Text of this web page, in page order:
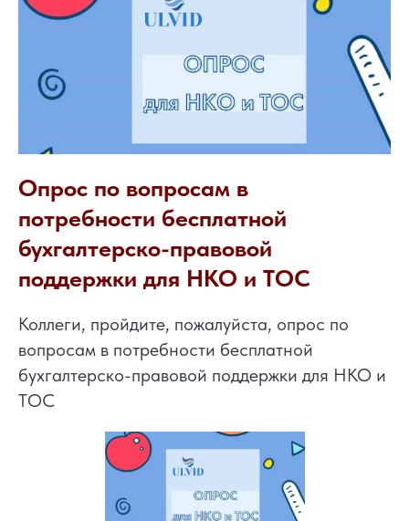
Опрос по вопросам в
потребности бесплатной
бухгалтерско-правовой
поддержки для НКО и ТОС
Коллеги, пройдите, пожалуйста, опрос по
вопросам в потребности бесплатной
бухгалтерско-правовой поддержки для НКО и
ТОС